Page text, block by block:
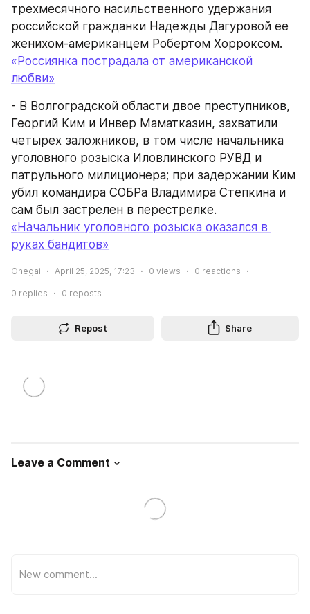
трехмесячного насильственного удержания
российской гражданки Надежды Дагуровой ее
женихом-американцем Робертом Хорроксом.
«Россиянка пострадала от американской
любви»
- В Волгоградской области двое преступников,
Георгий Ким и Инвер Маматказин, захватили
четырех заложников, в том числе начальника
уголовного розыска Иловлинского РУВД и
патрульного милиционера; при задержании Ким
убил командира СОБРа Владимира Степкина и
сам был застрелен в перестрелке.
«Начальник уголовного розыска оказался в
руках бандитов»
Onegai April 25, 2025, 17:23 0 views 0 reactions
0 replies 0 reposts
Repost Share
Leave a Comment